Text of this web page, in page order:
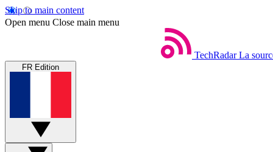
Skip to main content
Open menu Close main menu
TechRadar La
FR Edition